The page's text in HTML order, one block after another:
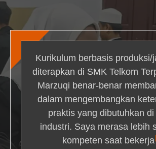
Kurikulum berbasis produksi/
diterapkan di SMK Telkom
Marzuqi benar-benar
dalam mengembangkan
praktis yang dibutuhkan
industri. Saya merasa lebih
kompeten saat bekerja